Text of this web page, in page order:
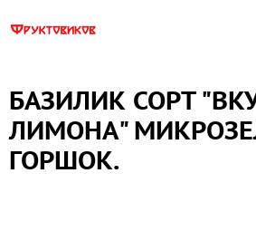
БАЗИЛИК СОРТ
ЛИМОНА"
ГОРШОК.